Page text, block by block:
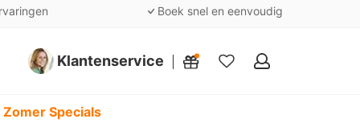
Boek snel en eenvoudig
Klantenservice
Mijn
Specials